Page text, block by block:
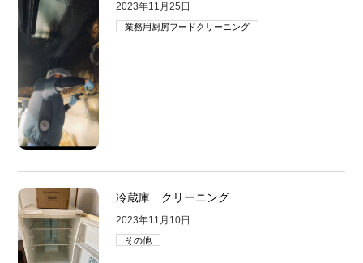
2023年11月25日
業務用厨房フードクリーニング
冷蔵庫 クリーニング
2023年11月10日
その他